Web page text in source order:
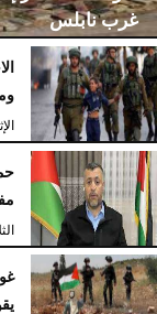
غرب نابلس
الإثنين، 23 فبراير 2026 02:15 مـ